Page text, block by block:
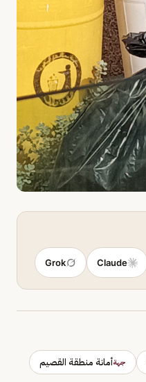
Claude
Grok
جهةأمانة منطقة القصيم